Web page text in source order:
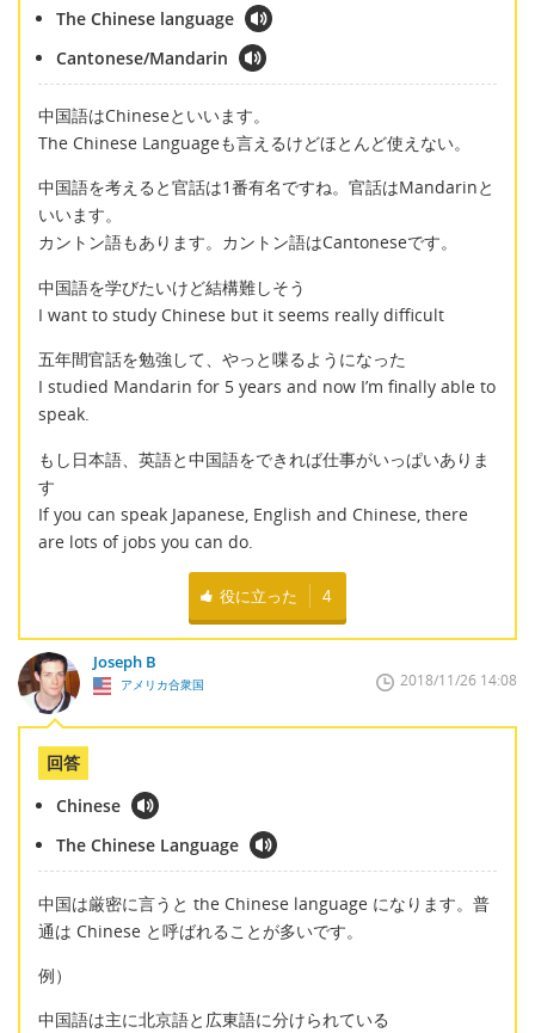
The Chinese language
Cantonese/Mandarin
中国語はChineseといいます。
The Chinese Languageも言えるけどほとんど使えない。
中国語を考えると官話は1番有名ですね。官話はMandarinと
いいます。
カントン語もあります。カントン語はCantoneseです。
中国語を学びたいけど結構難しそう
I want to study Chinese but it seems really difficult
五年間官話を勉強して、やっと喋るようになった
I studied Mandarin for 5 years and now I’m finally able to
speak.
もし日本語、英語と中国語をできれば仕事がいっぱいありま
す
If you can speak Japanese, English and Chinese, there
are lots of jobs you can do.
役に立った 4
Joseph B
アメリカ合衆国 2018/11/26 14:08
回答
Chinese
The Chinese Language
中国は厳密に言うと the Chinese language になります。普
通は Chinese と呼ばれることが多いです。
例）
中国語は主に北京語と広東語に分けられている